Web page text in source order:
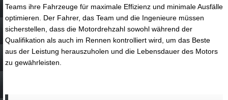
Teams ihre Fahrzeuge für maximale Effizienz und minimale Ausfälle
optimieren. Der Fahrer, das Team und die Ingenieure müssen
sicherstellen, dass die Motordrehzahl sowohl während der
Qualifikation als auch im Rennen kontrolliert wird, um das Beste
aus der Leistung herauszuholen und die Lebensdauer des Motors
zu gewährleisten.